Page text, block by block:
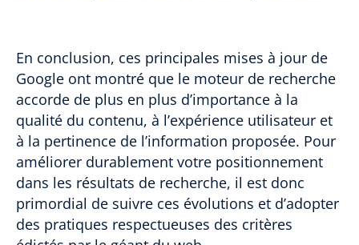
En conclusion, ces principales mises à jour de
Google ont montré que le moteur de recherche
accorde de plus en plus d’importance à la
qualité du contenu, à l’expérience utilisateur et
à la pertinence de l’information proposée. Pour
améliorer durablement votre positionnement
dans les résultats de recherche, il est donc
primordial de suivre ces évolutions et d’adopter
des pratiques respectueuses des critères